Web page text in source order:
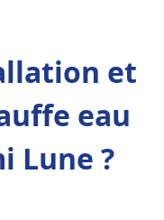
et
eau
Lune ?